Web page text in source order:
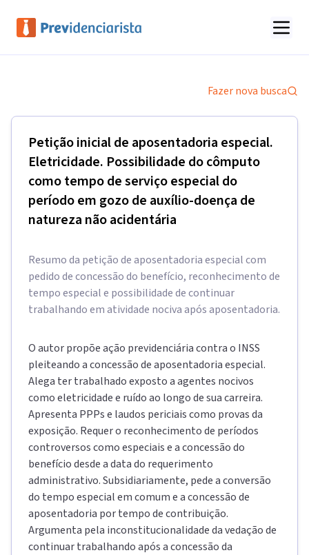
Fazer nova busca
Petição inicial de aposentadoria especial.
Eletricidade. Possibilidade do cômputo
como tempo de serviço especial do
período em gozo de auxílio-doença de
natureza não acidentária
Resumo da petição de aposentadoria especial com
pedido de concessão do benefício, reconhecimento de
tempo especial e possibilidade de continuar
trabalhando em atividade nociva após aposentadoria.
O autor propõe ação previdenciária contra o INSS
pleiteando a concessão de aposentadoria especial.
Alega ter trabalhado exposto a agentes nocivos
como eletricidade e ruído ao longo de sua carreira.
Apresenta PPPs e laudos periciais como provas da
exposição. Requer o reconhecimento de períodos
controversos como especiais e a concessão do
benefício desde a data do requerimento
administrativo. Subsidiariamente, pede a conversão
do tempo especial em comum e a concessão de
aposentadoria por tempo de contribuição.
Argumenta pela inconstitucionalidade da vedação de
continuar trabalhando após a concessão da